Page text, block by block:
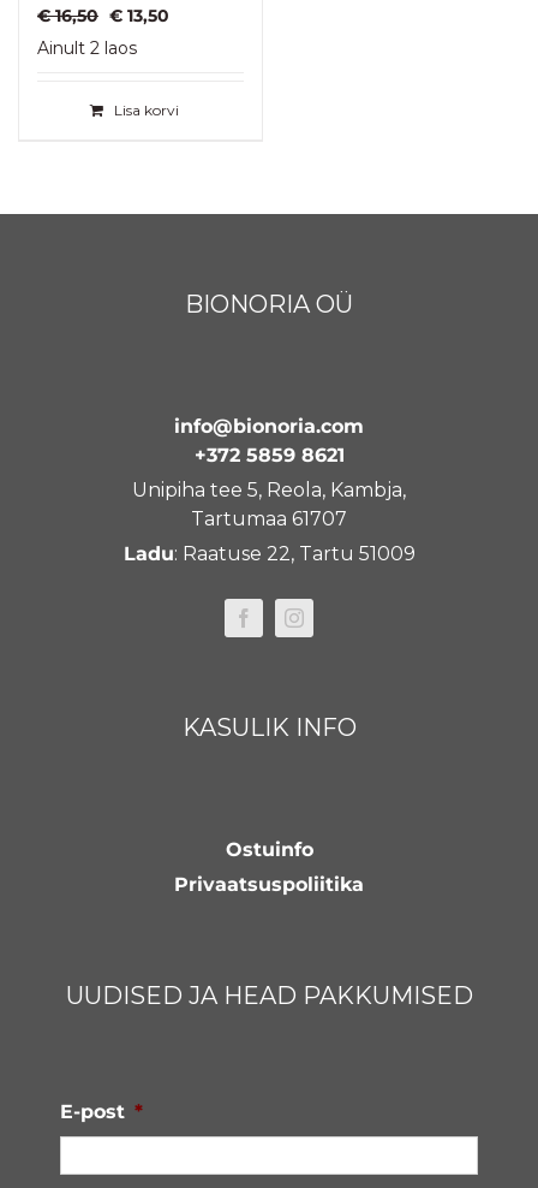
€16,50 Algne
€ 13,50
Ainult 2 laos
Lisa korvi
BIONORIA OÜ
info@bionoria.com
+372 5859 8621
Unipiha tee 5, Reola, Kambja,
Tartumaa 61707
Ladu: Raatuse 22, Tartu 51009
KASULIK INFO
Ostuinfo
Privaatsuspoliitika
UUDISED JA HEAD PAKKUMISED
E-post *